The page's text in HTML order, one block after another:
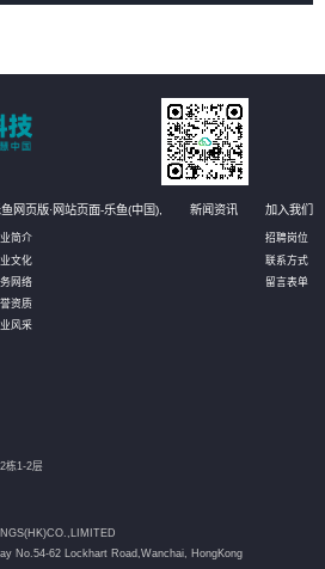
鱼网页版·网站页面-乐鱼(中国),
简介
文化
网络
资质
风采
新闻资讯 加入我们
招聘岗位
联系方式
留言表单
栋1-2层
No.54-62 Lockhart Road,Wanchai, HongKong